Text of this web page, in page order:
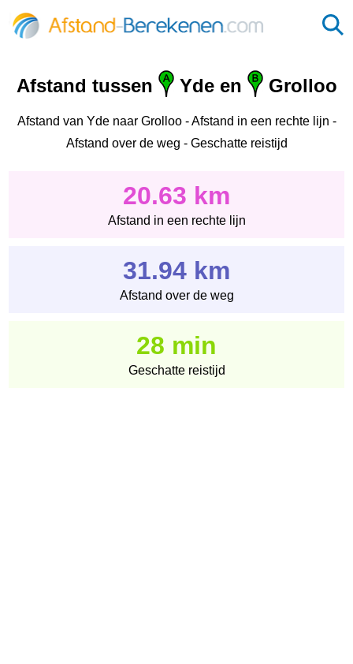
Afstand tussen Yde en Grolloo
Afstand van Yde naar Grolloo - Afstand in een rechte lijn -
Afstand over de weg - Geschatte reistijd
20.63 km
Afstand in een rechte lijn
31.94 km
Afstand over de weg
28 min
Geschatte reistijd